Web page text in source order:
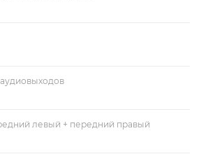
левый + передний правый